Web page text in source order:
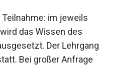
im jeweils
das Wissen des
Der Lehrgang
Bei großer Anfrage